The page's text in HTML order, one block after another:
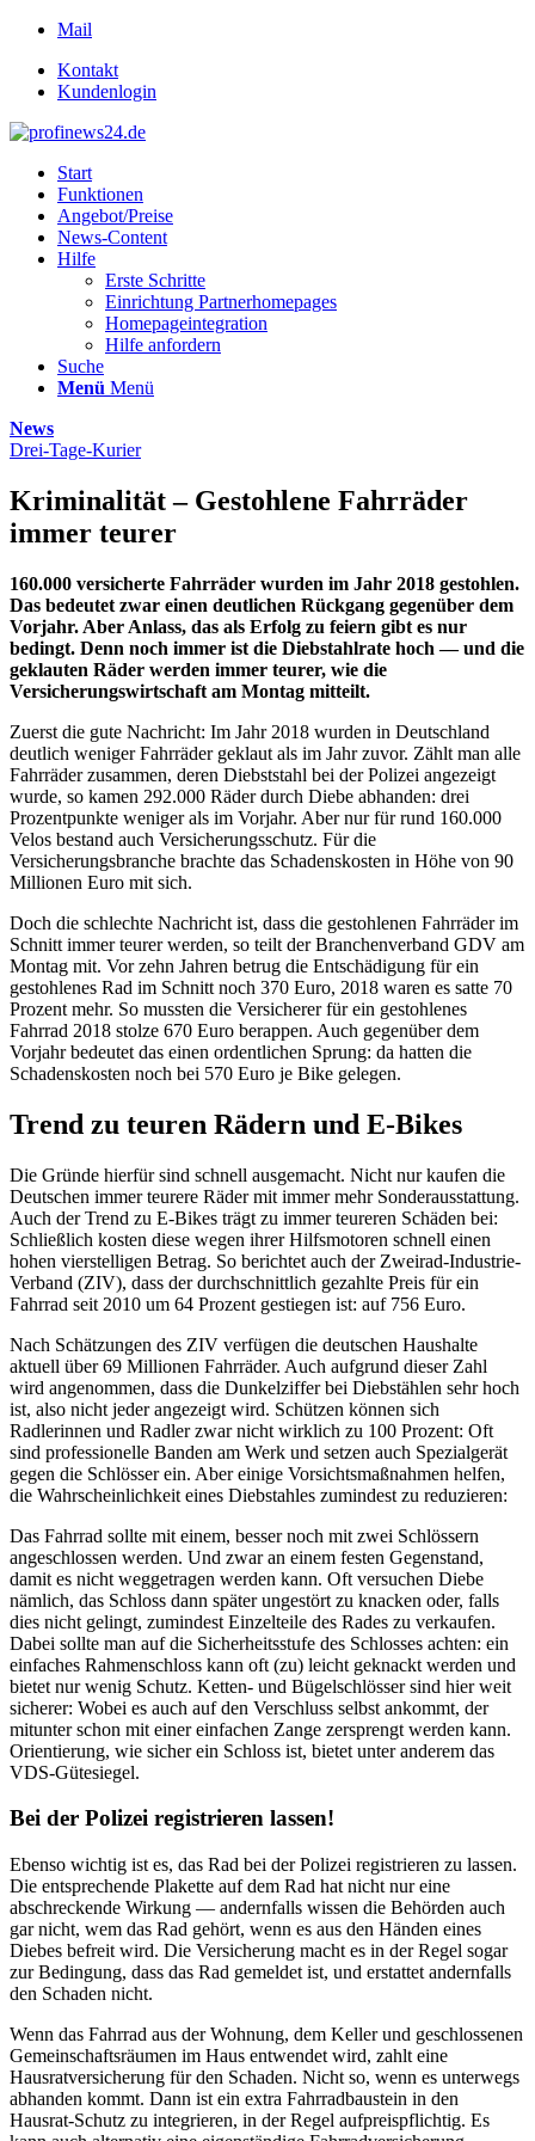
Mail
Kontakt
Kundenlogin
Start
Funktionen
Angebot/Preise
News-Content
Hilfe
Erste Schritte
Einrichtung Partnerhomepages
Homepageintegration
Hilfe anfordern
Suche
Menü Menü
News
Drei-Tage-Kurier
Kriminalität – Gestohlene Fahrräder
immer teurer
160.000 versicherte Fahrräder wurden im Jahr 2018 gestohlen.
Das bedeutet zwar einen deutlichen Rückgang gegenüber dem
Vorjahr. Aber Anlass, das als Erfolg zu feiern gibt es nur
bedingt. Denn noch immer ist die Diebstahlrate hoch — und die
geklauten Räder werden immer teurer, wie die
Versicherungswirtschaft am Montag mitteilt.
Zuerst die gute Nachricht: Im Jahr 2018 wurden in Deutschland
deutlich weniger Fahrräder geklaut als im Jahr zuvor. Zählt man alle
Fahrräder zusammen, deren Diebststahl bei der Polizei angezeigt
wurde, so kamen 292.000 Räder durch Diebe abhanden: drei
Prozentpunkte weniger als im Vorjahr. Aber nur für rund 160.000
Velos bestand auch Versicherungsschutz. Für die
Versicherungsbranche brachte das Schadenskosten in Höhe von 90
Millionen Euro mit sich.
Doch die schlechte Nachricht ist, dass die gestohlenen Fahrräder im
Schnitt immer teurer werden, so teilt der Branchenverband GDV am
Montag mit. Vor zehn Jahren betrug die Entschädigung für ein
gestohlenes Rad im Schnitt noch 370 Euro, 2018 waren es satte 70
Prozent mehr. So mussten die Versicherer für ein gestohlenes
Fahrrad 2018 stolze 670 Euro berappen. Auch gegenüber dem
Vorjahr bedeutet das einen ordentlichen Sprung: da hatten die
Schadenskosten noch bei 570 Euro je Bike gelegen.
Trend zu teuren Rädern und E-Bikes
Die Gründe hierfür sind schnell ausgemacht. Nicht nur kaufen die
Deutschen immer teurere Räder mit immer mehr Sonderausstattung.
Auch der Trend zu E-Bikes trägt zu immer teureren Schäden bei:
Schließlich kosten diese wegen ihrer Hilfsmotoren schnell einen
hohen vierstelligen Betrag. So berichtet auch der Zweirad-Industrie-
Verband (ZIV), dass der durchschnittlich gezahlte Preis für ein
Fahrrad seit 2010 um 64 Prozent gestiegen ist: auf 756 Euro.
Nach Schätzungen des ZIV verfügen die deutschen Haushalte
aktuell über 69 Millionen Fahrräder. Auch aufgrund dieser Zahl
wird angenommen, dass die Dunkelziffer bei Diebstählen sehr hoch
ist, also nicht jeder angezeigt wird. Schützen können sich
Radlerinnen und Radler zwar nicht wirklich zu 100 Prozent: Oft
sind professionelle Banden am Werk und setzen auch Spezialgerät
gegen die Schlösser ein. Aber einige Vorsichtsmaßnahmen helfen,
die Wahrscheinlichkeit eines Diebstahles zumindest zu reduzieren:
Das Fahrrad sollte mit einem, besser noch mit zwei Schlössern
angeschlossen werden. Und zwar an einem festen Gegenstand,
damit es nicht weggetragen werden kann. Oft versuchen Diebe
nämlich, das Schloss dann später ungestört zu knacken oder, falls
dies nicht gelingt, zumindest Einzelteile des Rades zu verkaufen.
Dabei sollte man auf die Sicherheitsstufe des Schlosses achten: ein
einfaches Rahmenschloss kann oft (zu) leicht geknackt werden und
bietet nur wenig Schutz. Ketten- und Bügelschlösser sind hier weit
sicherer: Wobei es auch auf den Verschluss selbst ankommt, der
mitunter schon mit einer einfachen Zange zersprengt werden kann.
Orientierung, wie sicher ein Schloss ist, bietet unter anderem das
VDS-Gütesiegel.
Bei der Polizei registrieren lassen!
Ebenso wichtig ist es, das Rad bei der Polizei registrieren zu lassen.
Die entsprechende Plakette auf dem Rad hat nicht nur eine
abschreckende Wirkung — andernfalls wissen die Behörden auch
gar nicht, wem das Rad gehört, wenn es aus den Händen eines
Diebes befreit wird. Die Versicherung macht es in der Regel sogar
zur Bedingung, dass das Rad gemeldet ist, und erstattet andernfalls
den Schaden nicht.
Wenn das Fahrrad aus der Wohnung, dem Keller und geschlossenen
Gemeinschaftsräumen im Haus entwendet wird, zahlt eine
Hausratversicherung für den Schaden. Nicht so, wenn es unterwegs
abhanden kommt. Dann ist ein extra Fahrradbaustein in den
Hausrat-Schutz zu integrieren, in der Regel aufpreispflichtig. Es